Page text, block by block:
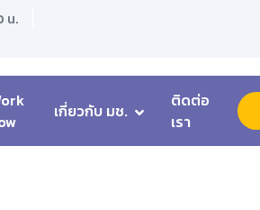
น.
เกี่ยวกับ มช.
ติดต่อ
เรา